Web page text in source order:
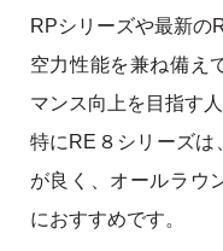
RPシリーズや最新の
空力性能を兼ね備え
マンス向上を目指す
特にRE８シリーズは
が良く、オールラウ
におすすめです。